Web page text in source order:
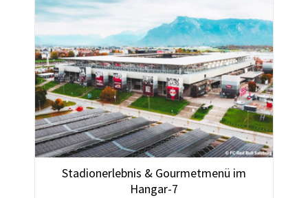
Stadionerlebnis & Gourmetmenü im
Hangar-7